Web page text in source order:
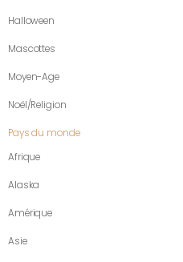
Halloween
Mascottes
Moyen-Age
Noël/Religion
Pays du monde
Afrique
Alaska
Amérique
Asie